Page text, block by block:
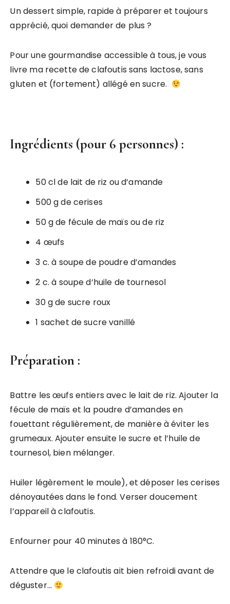
Un dessert simple, rapide à préparer et toujours
apprécié, quoi demander de plus ?
Pour une gourmandise accessible à tous, je vous
livre ma recette de clafoutis sans lactose, sans
gluten et (fortement) allégé en sucre.
Ingrédients (pour 6 personnes) :
50 cl de lait de riz ou d’amande
500 g de cerises
50 g de fécule de maïs ou de riz
4 œufs
3 c. à soupe de poudre d’amandes
2 c. à soupe d’huile de tournesol
30 g de sucre roux
1 sachet de sucre vanillé
Préparation :
Battre les œufs entiers avec le lait de riz. Ajouter la
fécule de maïs et la poudre d’amandes en
fouettant régulièrement, de manière à éviter les
grumeaux. Ajouter ensuite le sucre et l’huile de
tournesol, bien mélanger.
Huiler légèrement le moule), et déposer les cerises
dénoyautées dans le fond. Verser doucement
l’appareil à clafoutis.
Enfourner pour 40 minutes à 180°C.
Attendre que le clafoutis ait bien refroidi avant de
déguster…